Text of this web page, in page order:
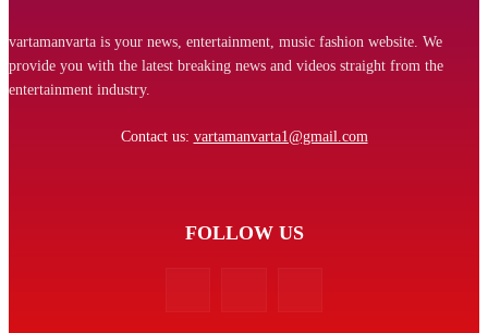
vartamanvarta is your news, entertainment, music fashion website. We
provide you with the latest breaking news and videos straight from the
entertainment industry.
Contact us: vartamanvarta1@gmail.com
FOLLOW US